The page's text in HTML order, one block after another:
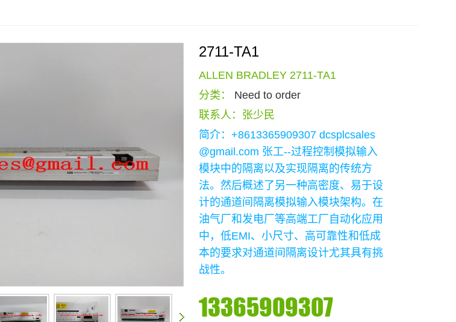
2711-TA1
ALLEN BRADLEY 2711-TA1
分类： Need to order
联系人：张少民
简介：+8613365909307 dcsplcsales
@gmail.com 张工--过程控制模拟输入
模块中的隔离以及实现隔离的传统方
法。然后概述了另一种高密度、易于设
计的通道间隔离模拟输入模块架构。在
油气厂和发电厂等高端工厂自动化应用
中，低EMI、小尺寸、高可靠性和低成
本的要求对通道间隔离设计尤其具有挑
战性。
13365909307